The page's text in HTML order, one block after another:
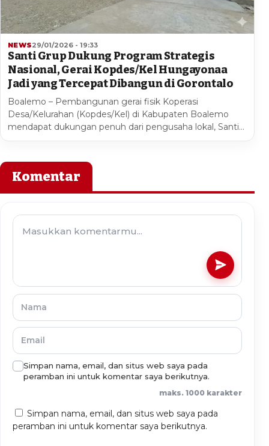
NEWS29/01/2026 - 19:33
Santi Grup Dukung Program Strategis
Nasional, Gerai Kopdes/Kel Hungayonaa
Jadi yang Tercepat Dibangun di Gorontalo
Boalemo – Pembangunan gerai fisik Koperasi
Desa/Kelurahan (Kopdes/Kel) di Kabupaten Boalemo
mendapat dukungan penuh dari pengusaha lokal, Santi…
Komentar
Simpan nama, email, dan situs web saya pada
peramban ini untuk komentar saya berikutnya.
maks. 1000 karakter
Simpan nama, email, dan situs web saya pada
peramban ini untuk komentar saya berikutnya.